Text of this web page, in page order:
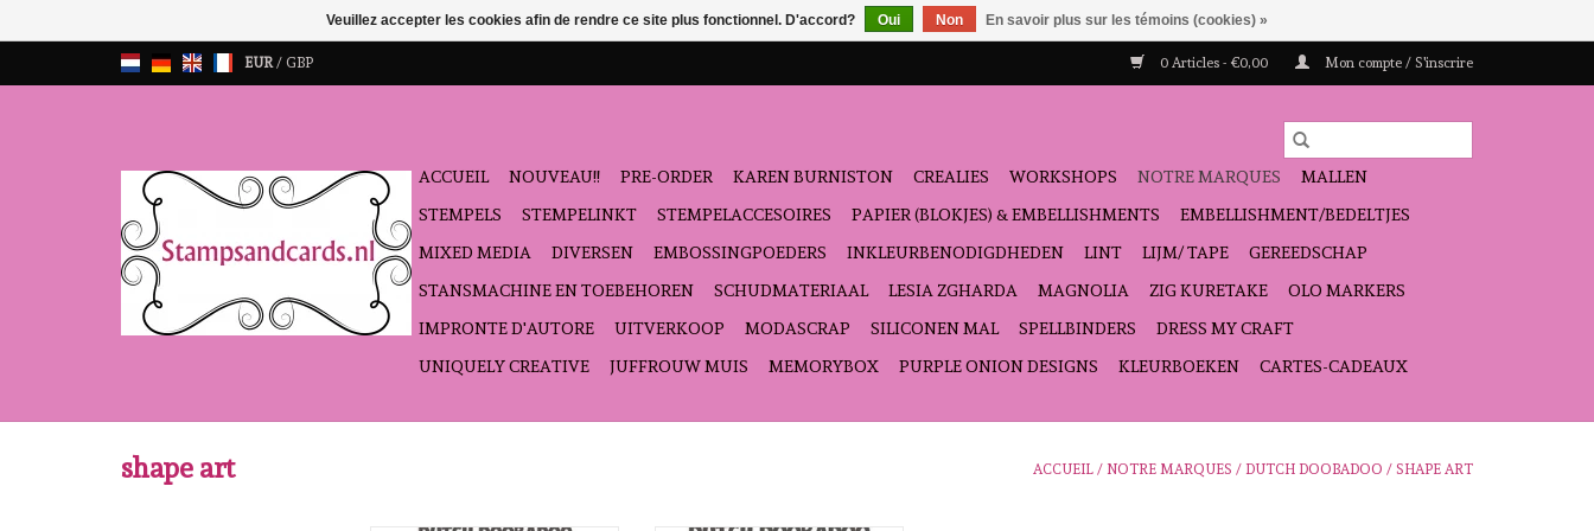
EUR/ GBP 0 Articles - €0,00 Mon compte / S'inscrire
ACCUEIL NOUVEAU!! PRE-ORDER KAREN BURNISTON CREALIES WORKSHOPS NOTRE MARQUES
MALLEN
STEMPELS
STEMPELINKT STEMPELACCESOIRES PAPIER (BLOKJES) & EMBELLISHMENTS
EMBELLISHMENT/BEDELTJES
MIXED MEDIA
DIVERSEN EMBOSSINGPOEDERS INKLEURBENODIGDHEDEN LINT LIJM/ TAPE
GEREEDSCHAP
STANSMACHINE EN TOEBEHOREN
SCHUDMATERIAAL LESIA ZGHARDA MAGNOLIA ZIG KURETAKE
OLO MARKERS
IMPRONTE D'AUTORE
UITVERKOOP MODASCRAP SILICONEN MAL SPELLBINDERS
DRESS MY CRAFT
UNIQUELY CREATIVE
JUFFROUW MUIS MEMORYBOX PURPLE ONION DESIGNS KLEURBOEKEN CARTES-CADEAUX
shape art ACCUEIL / NOTRE MARQUES / DUTCH DOOBADOO / SHAPE ART
Veuillez accepter les cookies afin de rendre ce site plus fonctionnel. D'accord? Oui Non En savoir plus sur les témoins (cookies) »